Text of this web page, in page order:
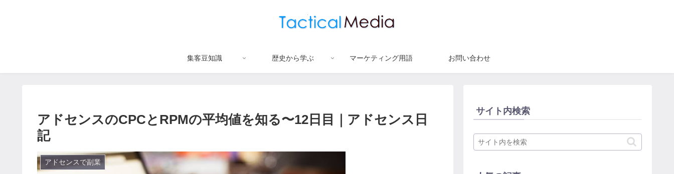
集客豆知識 歴史から学ぶ マーケティング用語 お問い合わせ
アドセンスのCPCとRPMの平均値を知る〜12日目｜アドセンス日
記
アドセンスで副業
サイト内検索